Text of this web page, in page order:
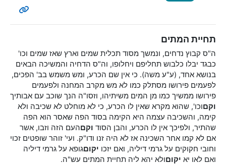
תחיית המתים
ה"ס קבוץ נדחים, ונמשך מסוד תכלית שמים וארץ שאז שמים וכו'
כבגד יבלו כלבוש תחליפם ויחלופו, וה"ס הדחיה והמשיכה הבאים
בנושא אחד, (ע"ע משה). כי אין שם הכרע, ומש משמש בב' הפכים,
לפעמים פירושו מסתלק כמו לא מש מקרב המחנה ולפעמים
פירושו ממשיך כמו מן המים משיתיהו, וזסו"ה הנך שוכב עם אבותיך
וקםוכו', שהוא מקרא שאין לו הכרע, כי לא מוחלט לא שכיבה ולא
קימה, והשכיבה עצמה היא הקימה בסוד הפה שאסר הוא הפה
שהתיר, ולפיכך אין לו הכרע, והבן הסוד וקםהעם הזה וזבו, אשר
אם לא קמו אחר השכינה אז לא היה זנו ודו"ק. ועי' זוהר שופטים זכוי
וחובי חקוקים על גרמי דיליה, ואם יזכו יקוםגופא על גרמי דיליה
ואם לאו יא יקוםולא יהא ליה תחיית המתים עש"ה.